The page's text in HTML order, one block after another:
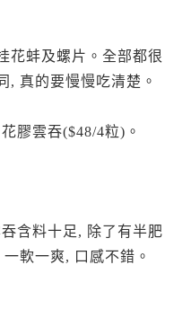
花蚌及螺片。全部都很
, 真的要慢慢吃清楚。
膠雲吞($48/4粒)。
含料十足, 除了有半肥
軟一爽, 口感不錯。